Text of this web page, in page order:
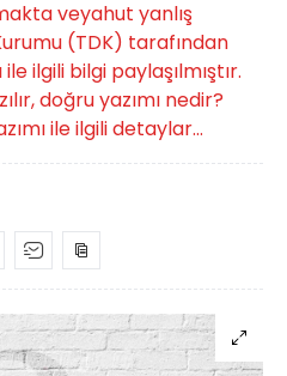
veyahut yanlış
(TDK) tarafından
ilgili bilgi paylaşılmıştır.
doğru yazımı nedir?
ile ilgili detaylar...